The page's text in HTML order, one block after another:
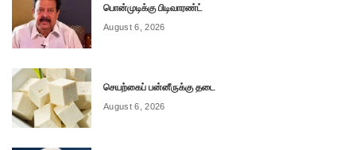
பொன்முடிக்கு பிடிவாரண்ட்
August 6, 2026
செயற்கைப் பன்னீருக்கு தடை
August 6, 2026